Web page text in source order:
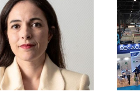
Abierto el plazo
de inscripción
gratuita para
Farmaforum
2026: el sector
inicia la cuenta
atrás para su cita